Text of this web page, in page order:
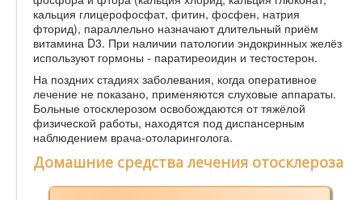
кальция глицерофосфат, фитин, фосфен, натрия
фторид), параллельно назначают длительный приём
витамина D3. При наличии патологии эндокринных желёз
используют гормоны - паратиреоидин и тестостерон.
На поздних стадиях заболевания, когда оперативное
лечение не показано, применяются слуховые аппараты.
Больные отосклерозом освобождаются от тяжёлой
физической работы, находятся под диспансерным
наблюдением врача-отоларинголога.
Домашние средства лечения отосклероза